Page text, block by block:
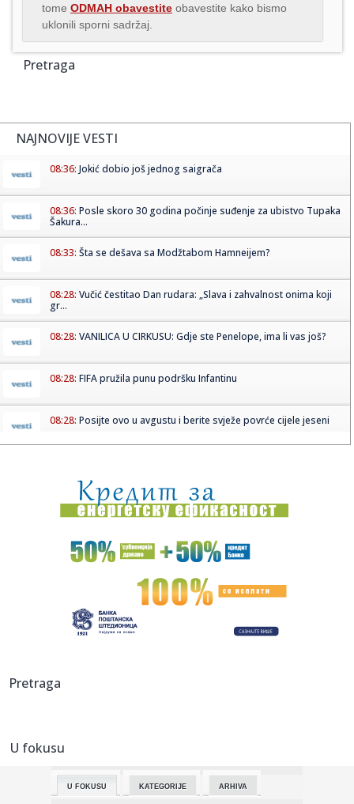
tome ODMAH obavestite obavestite kako bismo
uklonili sporni sadržaj.
Pretraga
NAJNOVIJE VESTI
08:36: Jokić dobio još jednog saigrača
08:36: Posle skoro 30 godina počinje suđenje za ubistvo Tupaka
Šakura...
08:33: Šta se dešava sa Modžtabom Hamneijem?
08:28: Vučić čestitao Dan rudara: „Slava i zahvalnost onima koji
gr...
08:28: VANILICA U CIRKUSU: Gdje ste Penelope, ima li vas još?
08:28: FIFA pružila punu podršku Infantinu
08:28: Posijte ovo u avgustu i berite svježe povrće cijele jeseni
08:28:Divlje svinje iz komšiluka tamane kukuruz pored Save,
mještani ...
08:28:Češki "Volklore" osvojio studentskog Oskara
Eksplodirala plinska boca kod Doboja, gorjelo i nisko
08:28:Ema Heming otvoreno o životu uz Brusa Vilisa
08:26:
08:24: Šok za šokom u Montrealu! VIDEO
Pretraga
U fokusu
U FOKUSU KATEGORIJE ARHIVA